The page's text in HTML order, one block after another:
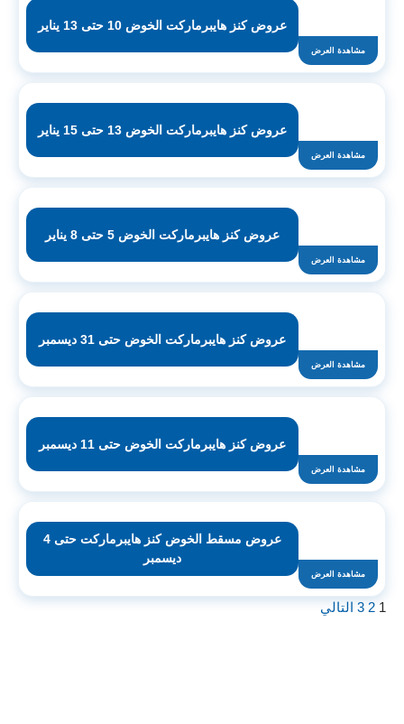
مشاهدة العرض
عروض كنز هايبرماركت الخوض 10 حتى 13 يناير
مشاهدة العرض
عروض كنز هايبرماركت الخوض 13 حتى 15 يناير
مشاهدة العرض
عروض كنز هايبرماركت الخوض 5 حتى 8 يناير
مشاهدة العرض
عروض كنز هايبرماركت الخوض حتى 31 ديسمبر
مشاهدة العرض
عروض كنز هايبرماركت الخوض حتى 11 ديسمبر
مشاهدة العرض
عروض مسقط الخوض كنز هايبرماركت حتى 4
ديسمبر
1
2
3 التالي